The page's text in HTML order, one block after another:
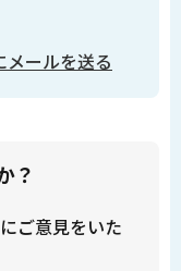
メールを送る
？
ご意見をいた